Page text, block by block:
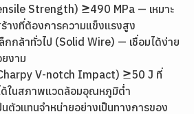
Strength) ≥490 MPa — เหมาะ
างที่ต้องการความแข็งแรงสูง
กกล้าทั่วไป (Solid Wire) — เชื่อมได้ง่าย
ยงาม
V-notch Impact) ≥50 J ที่
ด้ในสภาพแวดล้อมอุณหภูมิต่ำ
ตัวแทนจำหน่ายอย่างเป็นทางการของ